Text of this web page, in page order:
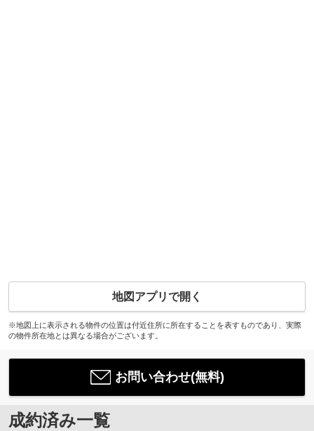
地図アプリで開く
※地図上に表示される物件の位置は付近住所に所在することを表すものであり、実際
の物件所在地とは異なる場合がございます。
お問い合わせ(無料)
成約済み一覧